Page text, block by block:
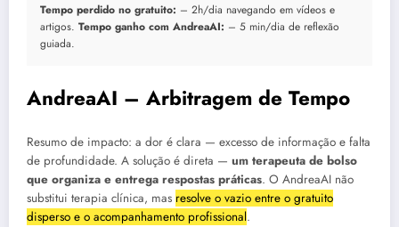
Tempo perdido no gratuito: – 2h/dia navegando em vídeos e
artigos. Tempo ganho com AndreaAI: – 5 min/dia de reflexão
guiada.
AndreaAI – Arbitragem de Tempo
Resumo de impacto: a dor é clara — excesso de informação e falta
de profundidade. A solução é direta — um terapeuta de bolso
que organiza e entrega respostas práticas. O AndreaAI não
substitui terapia clínica, mas resolve o vazio entre o gratuito
disperso e o acompanhamento profissional.